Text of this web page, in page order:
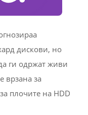
дискови, но
ги одржат живи
врзана за
плочите на HDD